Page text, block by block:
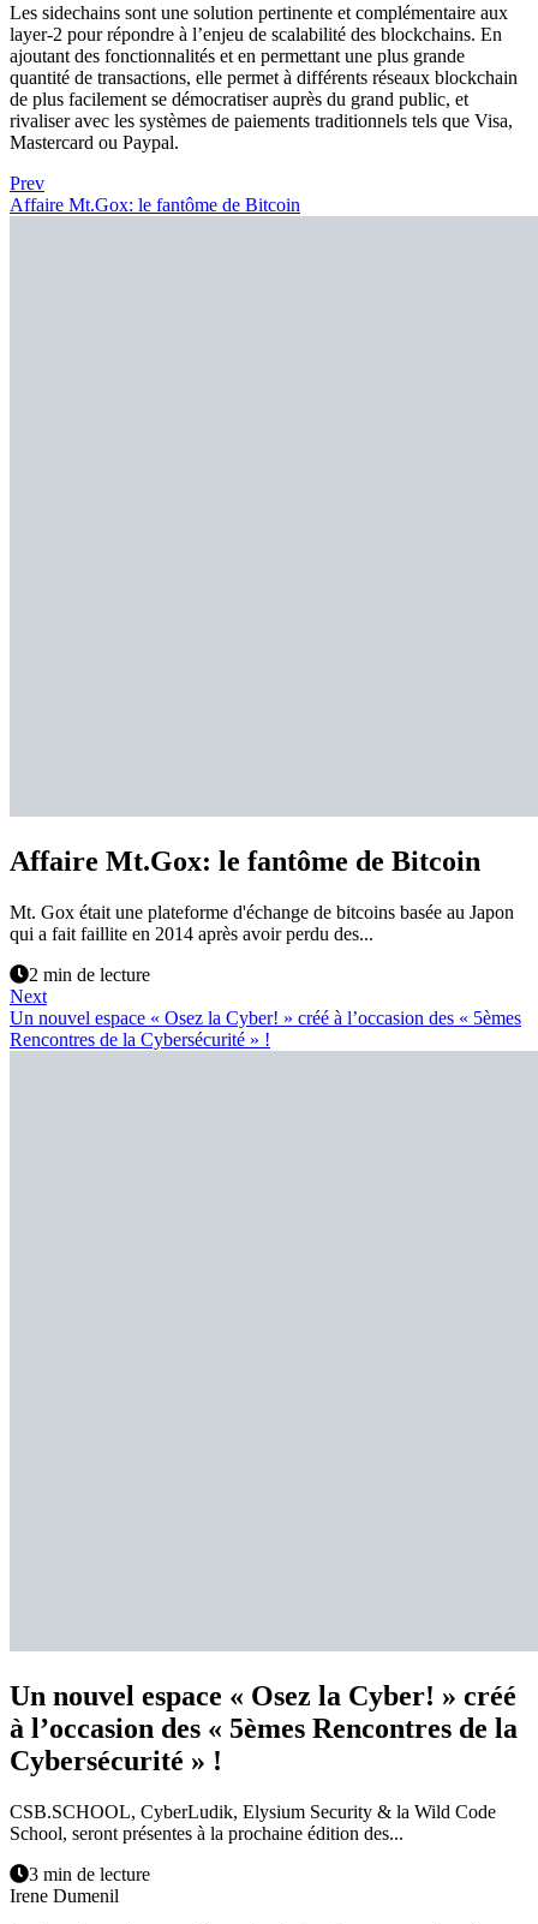
Les sidechains sont une solution pertinente et complémentaire aux
layer-2 pour répondre à l’enjeu de scalabilité des blockchains. En
ajoutant des fonctionnalités et en permettant une plus grande
quantité de transactions, elle permet à différents réseaux blockchain
de plus facilement se démocratiser auprès du grand public, et
rivaliser avec les systèmes de paiements traditionnels tels que Visa,
Mastercard ou Paypal.
Prev
Affaire Mt.Gox: le fantôme de Bitcoin
Affaire Mt.Gox: le fantôme de Bitcoin
Mt. Gox était une plateforme d'échange de bitcoins basée au Japon
qui a fait faillite en 2014 après avoir perdu des...
2 min de lecture
Next
Un nouvel espace « Osez la Cyber! » créé à l’occasion des « 5èmes
Rencontres de la Cybersécurité » !
Un nouvel espace « Osez la Cyber! » créé
à l’occasion des « 5èmes Rencontres de la
Cybersécurité » !
CSB.SCHOOL, CyberLudik, Elysium Security & la Wild Code
School, seront présentes à la prochaine édition des...
3 min de lecture
Irene Dumenil